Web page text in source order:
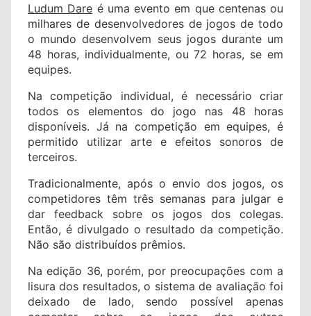
Ludum Dare é uma evento em que centenas ou
milhares de desenvolvedores de jogos de todo
o mundo desenvolvem seus jogos durante um
48 horas, individualmente, ou 72 horas, se em
equipes.
Na competição individual, é necessário criar
todos os elementos do jogo nas 48 horas
disponíveis. Já na competição em equipes, é
permitido utilizar arte e efeitos sonoros de
terceiros.
Tradicionalmente, após o envio dos jogos, os
competidores têm três semanas para julgar e
dar feedback sobre os jogos dos colegas.
Então, é divulgado o resultado da competição.
Não são distribuídos prêmios.
Na edição 36, porém, por preocupações com a
lisura dos resultados, o sistema de avaliação foi
deixado de lado, sendo possível apenas